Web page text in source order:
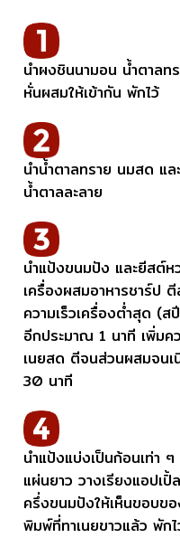
นำผงชินนามอน น้ำตาลท
หั่นผสมให้เข้ากัน พักไว้
นำน้ำตาลทราย นมสด แล
น้ำตาลละลาย
นำแป้งขนมปัง และยีสต์ห
เครื่องผสมอาหารชาร์ป
ความเร็วเครื่องต่ำสุด (
อีกประมาณ 1 นาที เพิ่มค
เนยสด ตีจนส่วนผสมจน
30 นาที
นำแป้งแบ่งเป็นก้อนเท่า
แผ่นยาว วางเรียงแอปเ
ครึ่งขนมปังให้เห็นขอบข
พิมพ์ที่ทาเนยขาวแล้ว พัก